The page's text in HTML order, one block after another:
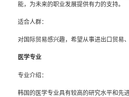
能，为未来的职业发展提供有力的支持。
适合人群：
对国际贸易感兴趣，希望从事进出口贸易
医学专业
专业介绍：
韩国的医学专业具有较高的研究水平和先